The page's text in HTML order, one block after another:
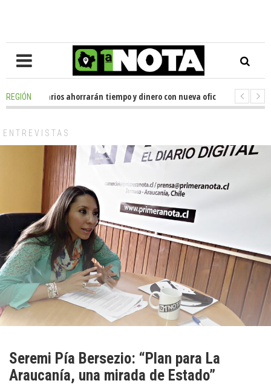
REGIÓN
de usuarios ahorrarán tiempo y dinero con nueva oficina de licencias de
ENTREVISTAS
Seremi Pía Bersezio: “Plan para La
Araucanía, una mirada de Estado”